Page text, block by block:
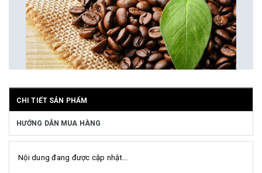
CHI TIẾT SẢN PHẨM
HƯỚNG DẪN MUA HÀNG
Nội dung đang được cập nhật...